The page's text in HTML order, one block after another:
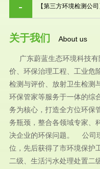
【第三方环境检测公
关于我们 About us
广东蔚蓝生态环境科技有
价、环保治理工程、工业危
检测与评价、放射卫生检测
环保管家等服务于一体的综
务为核心，打造全方位环保
务瓶颈，整合各领域专家、
决企业的环保问题。 公司
位，先后获得了市环境保护
二级、生活污水处理处置二